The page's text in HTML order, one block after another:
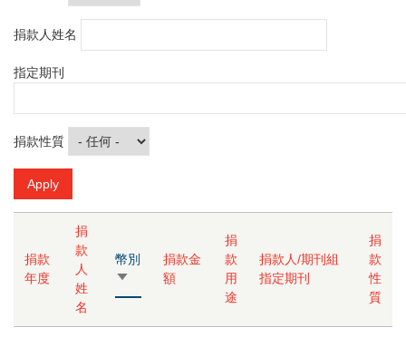
捐款人姓名
指定期刊
捐款性質
捐款
年度
捐
款
人
姓
名
幣別
由
小
捐款金
額
捐
款
用
途
捐款人/期刊組
指定期刊
捐
款
性
質